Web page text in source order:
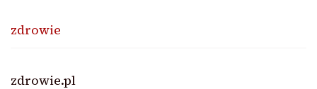
zdrowie
zdrowie.pl